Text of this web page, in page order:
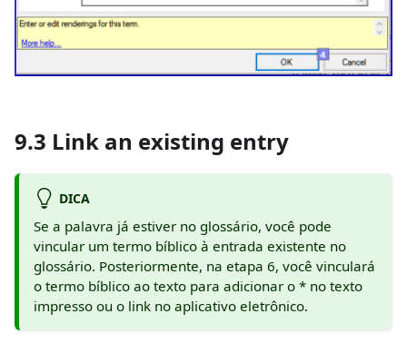
9.3 Link an existing entry
DICA
Se a palavra já estiver no glossário, você pode
vincular um termo bíblico à entrada existente no
glossário. Posteriormente, na etapa 6, você vinculará
o termo bíblico ao texto para adicionar o * no texto
impresso ou o link no aplicativo eletrônico.